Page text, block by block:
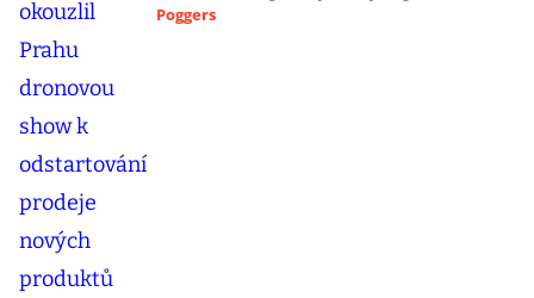
Poggers